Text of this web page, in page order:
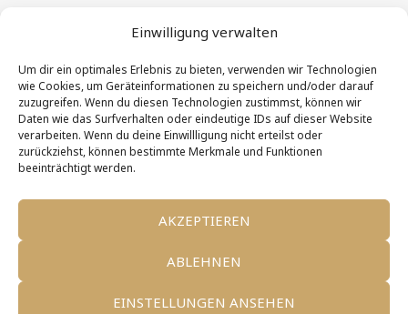
Einwilligung verwalten
Um dir ein optimales Erlebnis zu bieten, verwenden wir Technologien
wie Cookies, um Geräteinformationen zu speichern und/oder darauf
zuzugreifen. Wenn du diesen Technologien zustimmst, können wir
Daten wie das Surfverhalten oder eindeutige IDs auf dieser Website
verarbeiten. Wenn du deine Einwillligung nicht erteilst oder
zurückziehst, können bestimmte Merkmale und Funktionen
beeinträchtigt werden.
AKZEPTIEREN
ABLEHNEN
EINSTELLUNGEN ANSEHEN
Politique de confidentialité